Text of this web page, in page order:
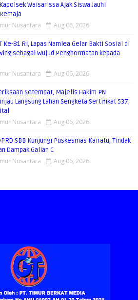
Waisarissa Ajak Siswa Jauhi
Nusantara Aug 06, 2026
Ke-81 RI, Lapas Namlea Gelar Bakti Sosial di
sebagai Wujud Penghormatan kepada
Nusantara Aug 06, 2026
Setempat, Majelis Hakim PN
Langsung Lahan Sengketa Sertifikat 537,
Nusantara Aug 06, 2026
SBB Kunjungi Puskesmas Kairatu, Tindak
Dampak Galian C
Nusantara Aug 06, 2026